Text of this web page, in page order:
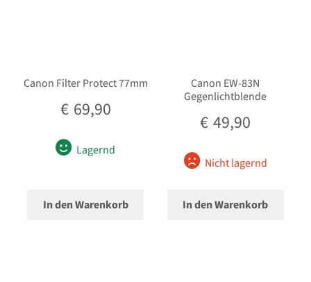
Canon Filter Protect 77mm
€ 69,90
Lagernd
In den Warenkorb
Canon EW-83N
Gegenlichtblende
€ 49,90
Nicht lagernd
In den Warenkorb